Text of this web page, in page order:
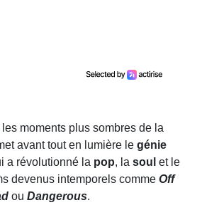
moments plus sombres de la
avant tout en lumière le génie
a révolutionné la pop, la soul et le
devenus intemporels comme Off
ou Dangerous.